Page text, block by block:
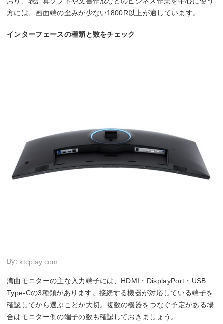
方には、画面端の歪みが少ない1800R以上が適しています。
インターフェースの種類と数をチェック
By: ktcplay.com
湾曲モニターの主な入力端子には、HDMI・DisplayPort・USB
Type-Cの3種類があります。接続する機器が対応している端子を
確認してから選ぶことが大切。複数の機器をつなぐ予定がある場
合はモニター側の端子の数も確認しておきましょう。